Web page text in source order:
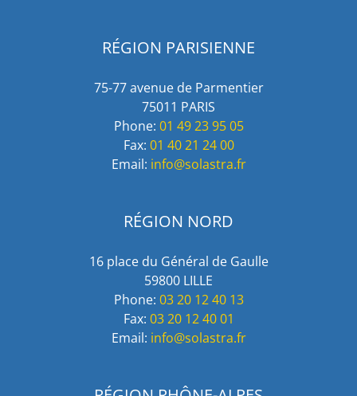
RÉGION PARISIENNE
75-77 avenue de Parmentier
75011 PARIS
Phone: 01 49 23 95 05
Fax: 01 40 21 24 00
Email: info@solastra.fr
RÉGION NORD
16 place du Général de Gaulle
59800 LILLE
Phone: 03 20 12 40 13
Fax: 03 20 12 40 01
Email: info@solastra.fr